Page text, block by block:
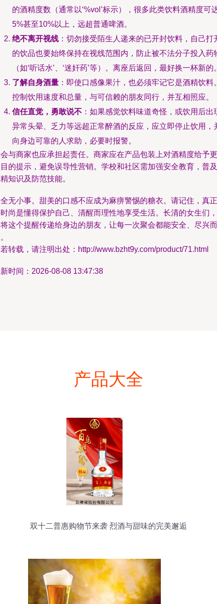
的酒精度数（通常以‘%vol’标示），很多此类饮料酒精度可
5%甚至10%以上，远超普通啤酒。
绝不离开视线 ：切勿接受陌生人递来的已开封饮料，自己打
的饮品也要始终保持在视线范围内，防止被不法分子投入药
（如‘听话水’、‘迷奸药’等）。离座后返回，最好换一杯新的
了解自身酒量 ：即使口感像果汁，也必须牢记它是酒精饮料
控制饮用速度和总量，与可信赖的朋友同行，并互相照应。
信任直觉，勇敢说不 ：如果感觉饮料味道奇怪，或饮用后出
异常头晕、乏力等远超正常醉酒的反应，应立即停止饮用，
向身边可靠的人求助，必要时报警。
与商家也应承担起责任。商家应在产品包装上对酒精度给予更
的提示，避免误导性营销。学校和社区需加强安全教育，普及
知识及防范技能。
无小事。甜美的口感不应成为麻痹警惕的糖衣。请记住，真正
尚是懂得保护自己、清醒而理性地享受生活。长清的女生们，
这个提醒传递给身边的朋友，让每一次聚会都能安全、尽兴而
转载，请注明出处：http://www.bzht9y.com/product/71.html
时间：2026-08-08 13:47:38
产品大全
双十二普惠购物节来袭 烈酒与甜味的完美邂逅